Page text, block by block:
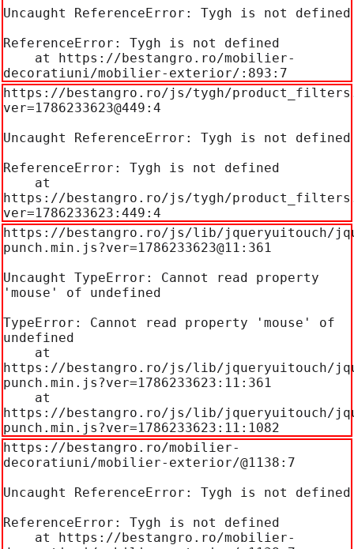
Uncaught ReferenceError: Tygh is not defined
ReferenceError: Tygh is not defined
decoratiuni/mobilier-exterior/:893:7
https://bestangro.ro/js/tygh/
ver=1786233623@449:4
Uncaught ReferenceError: Tygh is not defined
ReferenceError: Tygh is not defined
https://bestangro.ro/js/tygh/
ver=1786233623:449:4
https://bestangro.ro/js/lib/jqueryuitouch/
punch.min.js?ver=1786233623@11:361
Uncaught TypeError: Cannot read property
'mouse' of undefined
TypeError: Cannot read property 'mouse' of
undefined
https://bestangro.ro/js/lib/jqueryuitouch/
punch.min.js?ver=1786233623:11:361
https://bestangro.ro/js/lib/jqueryuitouch/
punch.min.js?ver=1786233623:11:1082
https://bestangro.ro/mobilier-
decoratiuni/mobilier-exterior/@1138:7
Uncaught ReferenceError: Tygh is not defined
ReferenceError: Tygh is not defined